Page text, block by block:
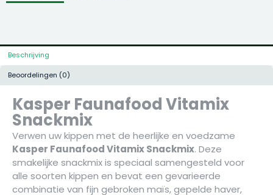
Beschrijving
Beoordelingen (0)
Kasper Faunafood Vitamix
Snackmix
Verwen uw kippen met de heerlijke en voedzame
Kasper Faunafood Vitamix Snackmix. Deze
smakelijke snackmix is speciaal samengesteld voor
alle soorten kippen en bevat een gevarieerde
combinatie van fijn gebroken maïs, gepelde haver,